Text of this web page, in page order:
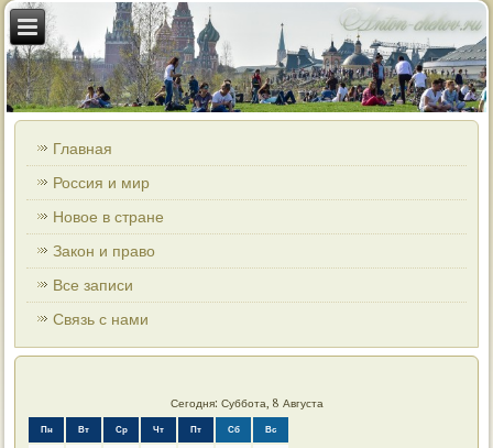
Главная
Россия и мир
Новое в стране
Закон и право
Все записи
Связь с нами
Сегодня: Суббота, 8 Августа
Пн Вт Ср Чт Пт Сб Вс